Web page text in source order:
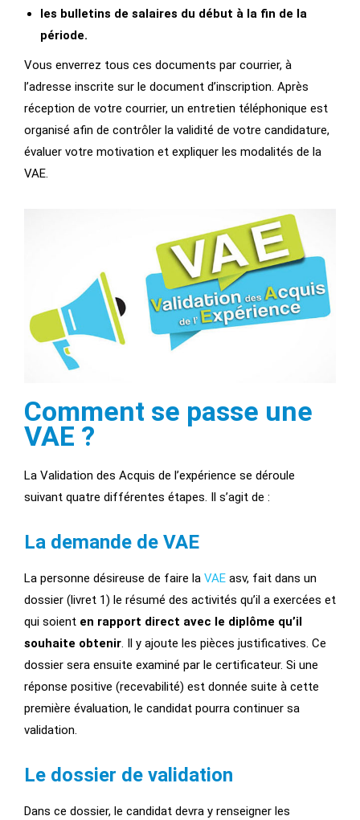
les bulletins de salaires du début à la fin de la
période.
Vous enverrez tous ces documents par courrier, à
l’adresse inscrite sur le document d’inscription. Après
réception de votre courrier, un entretien téléphonique est
organisé afin de contrôler la validité de votre candidature,
évaluer votre motivation et expliquer les modalités de la
VAE.
Comment se passe une
VAE ?
La Validation des Acquis de l’expérience se déroule
suivant quatre différentes étapes. Il s’agit de :
La demande de VAE
La personne désireuse de faire la VAE asv, fait dans un
dossier (livret 1) le résumé des activités qu’il a exercées et
qui soient en rapport direct avec le diplôme qu’il
souhaite obtenir. Il y ajoute les pièces justificatives. Ce
dossier sera ensuite examiné par le certificateur. Si une
réponse positive (recevabilité) est donnée suite à cette
première évaluation, le candidat pourra continuer sa
validation.
Le dossier de validation
Dans ce dossier, le candidat devra y renseigner les